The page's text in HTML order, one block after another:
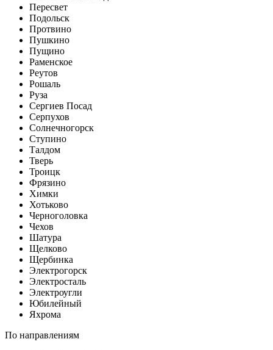
Пересвет
Подольск
Протвино
Пушкино
Пущино
Раменское
Реутов
Рошаль
Руза
Сергиев Посад
Серпухов
Солнечногорск
Ступино
Талдом
Тверь
Троицк
Фрязино
Химки
Хотьково
Черноголовка
Чехов
Шатура
Щелково
Щербинка
Электрогорск
Электросталь
Электроугли
Юбилейный
Яхрома
По направлениям